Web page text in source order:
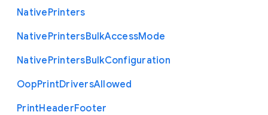
NativePrinters
NativePrintersBulkAccessMode
NativePrintersBulkConfiguration
OopPrintDriversAllowed
PrintHeaderFooter